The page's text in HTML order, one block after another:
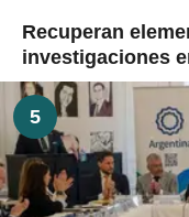
Recuperan
investigaciones
5